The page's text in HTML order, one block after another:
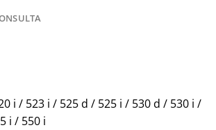
i / 523 i / 525 d / 525 i / 530 d / 530 i /
i / 550 i